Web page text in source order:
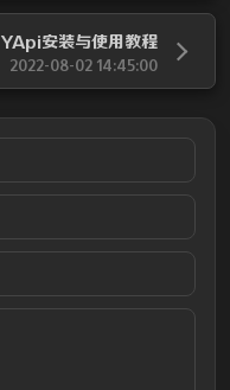
YApi安装与使用教程
2022-08-02 14:45:00